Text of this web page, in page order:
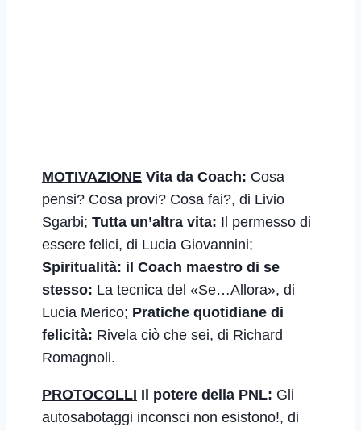
MOTIVAZIONE Vita da Coach: Cosa
pensi? Cosa provi? Cosa fai?, di Livio
Sgarbi; Tutta un’altra vita: Il permesso di
essere felici, di Lucia Giovannini;
Spiritualità: il Coach maestro di se
stesso: La tecnica del «Se…Allora», di
Lucia Merico; Pratiche quotidiane di
felicità: Rivela ciò che sei, di Richard
Romagnoli.
PROTOCOLLI Il potere della PNL: Gli
autosabotaggi inconsci non esistono!, di